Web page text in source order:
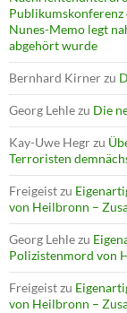
Nunes-Memo legt
abgehört wurde
Bernhard Kirnerzu
Georg Lehlezu Die
Kay-Uwe Hegrzu
Terroristen
Freigeistzu
von Heilbronn –
Georg Lehlezu
Polizistenmord von
Freigeistzu
von Heilbronn –